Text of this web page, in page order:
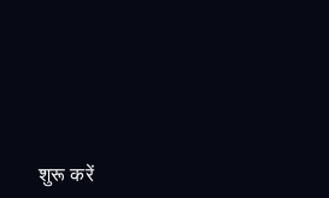
शुरू करें